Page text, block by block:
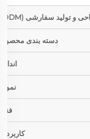
دسته بندی محصول
اندازه
نمونه
فنی
کاربردها